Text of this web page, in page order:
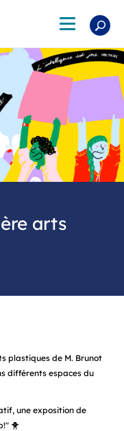
Toggle
navigation
arts
plastiques de M. Brunot
différents espaces du
une exposition de
🐥